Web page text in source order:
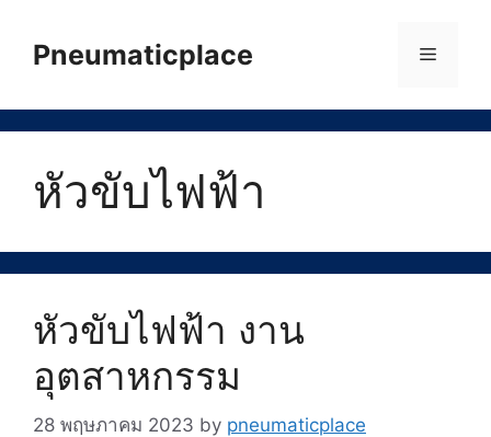
contentPneumaticplace Menu
หัวขับไฟฟ้า
หัวขับไฟฟ้า งาน
อุตสาหกรรม
28 พฤษภาคม 2023 by pneumaticplace